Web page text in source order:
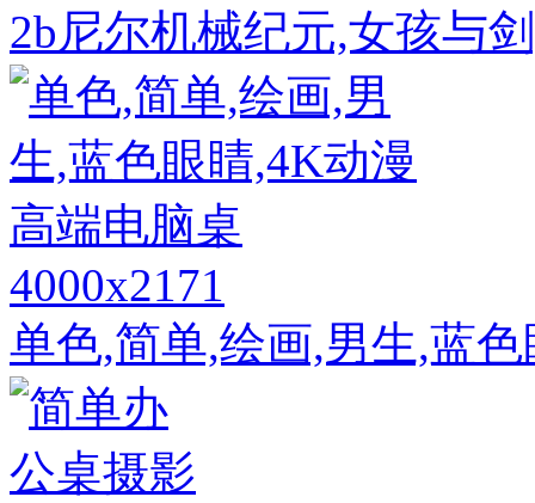
2b尼尔机械纪元,女孩与
4000x2171
单色,简单,绘画,男生,蓝